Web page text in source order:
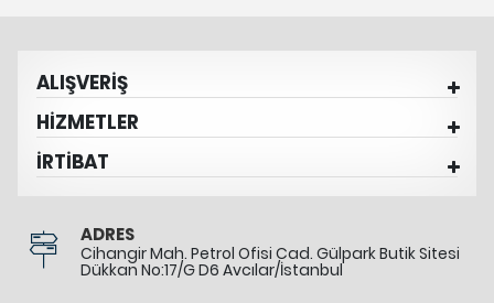
ALIŞVERİŞ
HİZMETLER
İRTİBAT
ADRES
Cihangir Mah. Petrol Ofisi Cad. Gülpark Butik Sitesi
Dükkan No:17/G D6 Avcılar/İstanbul